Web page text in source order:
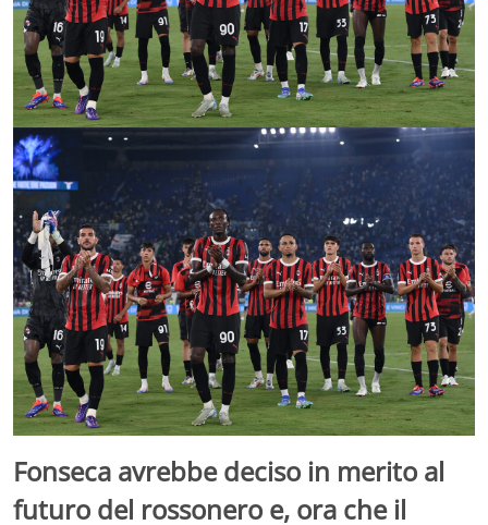
Fonseca avrebbe deciso in merito al
futuro del rossonero e, ora che il